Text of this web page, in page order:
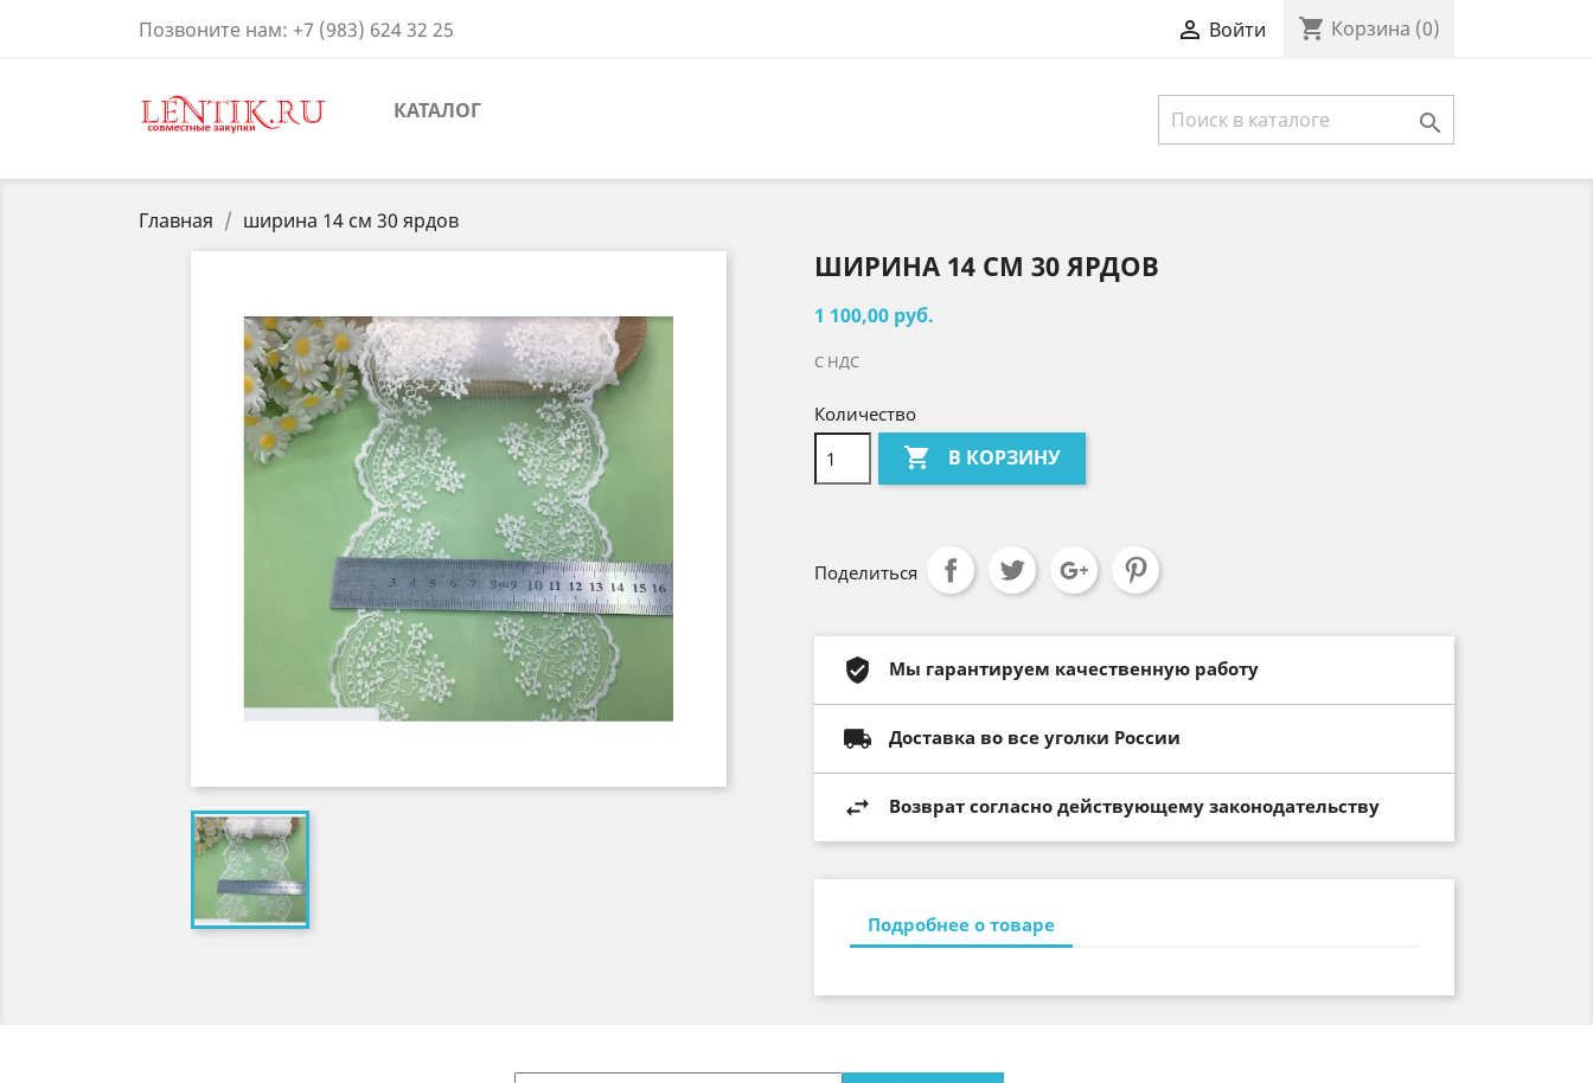
Позвоните нам: +7 (983) 624 32 25  Войти shopping_cart Корзина (0)
КАТАЛОГ 
Главная ширина 14 см 30 ярдов
ШИРИНА 14 СМ 30 ЯРДОВ
1 100,00 руб.
С НДС
Количество
 В КОРЗИНУ
Поделиться
Мы гарантируем качественную работу
Доставка во все уголки России
Возврат согласно действующему законодательству
Подробнее о товаре